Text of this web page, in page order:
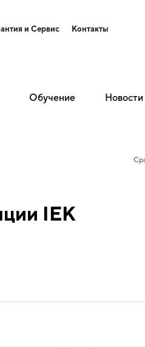
и Сервис Контакты
Обучение Новости
IEK